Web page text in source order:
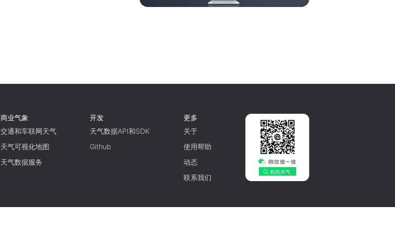
商业气象
交通和车联网天气
天气可视化地图
天气数据服务
开发
天气数据API和SDK
Github
更多
关于
使用帮助
动态
联系我们